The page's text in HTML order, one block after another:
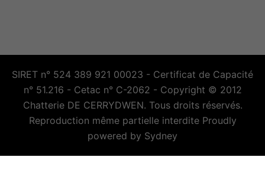
SIRET n° 524 389 921 00023 - Certificat de Capacité
n° 51.216 - Cetac n° C-2062 - Copyright © 2012
Chatterie DE CERRYDWEN. Tous droits réservés.
Reproduction même partielle interdite Proudly
powered by Sydney